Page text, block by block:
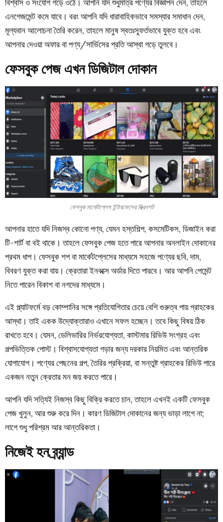
বিশ্বাস ও সংযোগ গড়ে ওঠে। আপনি যদি শুধুমাত্র পণ্যের বিজ্ঞাপন দেন, তাহলে
এনগেজমেন্ট কমে যাবে। বরং আপনি যদি ধারাবাহিকভাবে সমস্যার সমাধান দেন,
মূল্যবান আলোচনা তৈরি করেন, তাহলে মানুষ স্বতঃস্ফূর্তভাবে যুক্ত হবে এবং
আপনার দেওয়া অফার বা পণ্য/সার্ভিসের প্রতি আস্থা গড়ে তুলবে।
ফেসবুক পেজ এখন ডিজিটাল দোকান
ফেসবুক মার্কেটপ্লেস ইন্টারফেসের স্ক্রিনশট
আপনার হাতে যদি নিজস্ব কোনো পণ্য, যেমন হস্তশিল্প, কসমেটিকস, ডিজাইন করা
টি-শার্ট বা বই থাকে। তাহলে ফেসবুক পেজ হতে পারে আপনার অনলাইন দোকানের
প্রথম ধাপ। ফেসবুক শপ বা মার্কেটপ্লেসের মাধ্যমে সহজে পণ্যের ছবি, দাম,
বিবরণ যুক্ত করা যায়। ক্রেতারা ইনবক্সে অর্ডার দিতে পারবে। আর আপনি পেমেন্ট
নিতে পারেন বিকাশ বা নগদের মাধ্যমে।
এই প্ল্যাটফর্মে বড় কোম্পানির সঙ্গে প্রতিযোগিতার চেয়ে বেশি গুরুত্ব পায় গ্রাহকের
আস্থা। তাই একক উদ্যোক্তারাও এখানে সফল হচ্ছেন। তবে কিছু বিষয় ঠিক
রাখতে হবে। যেমন, ডেলিভারির নির্ভরযোগ্যতা, কাস্টমার রিভিউ সংগ্রহ এবং
গল্পভিত্তিক পোস্ট। বিশ্বাসযোগ্যতা গড়ার জন্য দরকার নিয়মিত এবং আন্তরিক
যোগাযোগ। পণ্যের পেছনের গল্প, তৈরির প্রক্রিয়া, বা সন্তুষ্ট গ্রাহকের রিভিউ পারে
একজন নতুন ক্রেতার মন জয় করতে পারে।
আপনি যদি সত্যিই নিজস্ব কিছু বিক্রি করতে চান, তাহলে এখনই একটি ফেসবুক
পেজ খুলুন, আর শুরু করে দিন। কারণ ডিজিটাল দোকানের জন্য ভাড়া লাগে না;
লাগে শুধু পরিশ্রম আর আন্তরিকতা।
নিজেই হন ব্র্যান্ড